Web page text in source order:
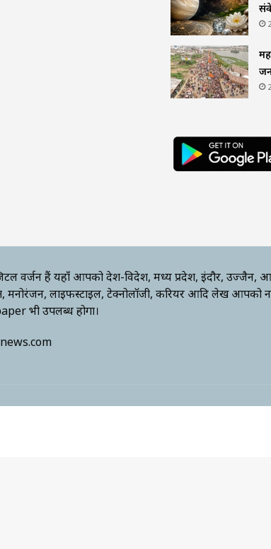
वर्जन हैं यहाँ आपको देश-विदेश, मध्य प्रदेश, इंदौर, उज्जैन,
लाइफस्टाइल, टेक्नोलॉजी, करियर आदि लेख
भी उपलब्ध होगा।